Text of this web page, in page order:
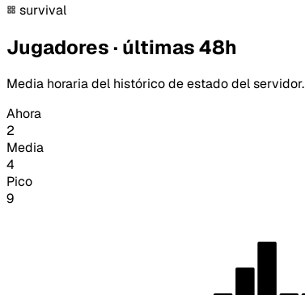
survival
Jugadores · últimas 48h
Media horaria del histórico de estado del servidor.
Ahora
2
Media
4
Pico
9